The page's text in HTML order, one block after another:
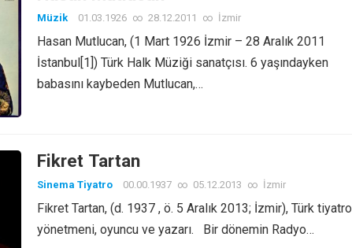
Müzik 01.03.1926 ∞ 28.12.2011 ∞ İzmir
Hasan Mutlucan, (1 Mart 1926 İzmir – 28 Aralık 2011
İstanbul[1]) Türk Halk Müziği sanatçısı. 6 yaşındayken
babasını kaybeden Mutlucan,…
Fikret Tartan
Sinema Tiyatro 00.00.1937 ∞ 05.12.2013 ∞ İzmir
Fikret Tartan, (d. 1937 , ö. 5 Aralık 2013; İzmir), Türk tiyatro
yönetmeni, oyuncu ve yazarı. Bir dönemin Radyo…